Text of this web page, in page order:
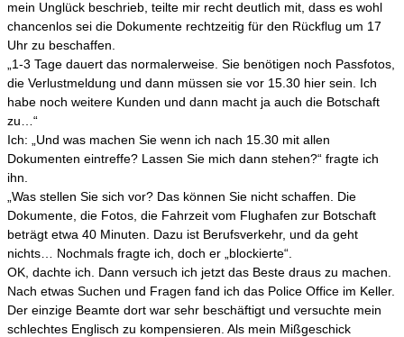
mein Unglück beschrieb, teilte mir recht deutlich mit, dass es wohl
chancenlos sei die Dokumente rechtzeitig für den Rückflug um 17
Uhr zu beschaffen.
„1-3 Tage dauert das normalerweise. Sie benötigen noch Passfotos,
die Verlustmeldung und dann müssen sie vor 15.30 hier sein. Ich
habe noch weitere Kunden und dann macht ja auch die Botschaft
zu…“
Ich: „Und was machen Sie wenn ich nach 15.30 mit allen
Dokumenten eintreffe? Lassen Sie mich dann stehen?“ fragte ich
ihn.
„Was stellen Sie sich vor? Das können Sie nicht schaffen. Die
Dokumente, die Fotos, die Fahrzeit vom Flughafen zur Botschaft
beträgt etwa 40 Minuten. Dazu ist Berufsverkehr, und da geht
nichts… Nochmals fragte ich, doch er „blockierte“.
OK, dachte ich. Dann versuch ich jetzt das Beste draus zu machen.
Nach etwas Suchen und Fragen fand ich das Police Office im Keller.
Der einzige Beamte dort war sehr beschäftigt und versuchte mein
schlechtes Englisch zu kompensieren. Als mein Mißgeschick